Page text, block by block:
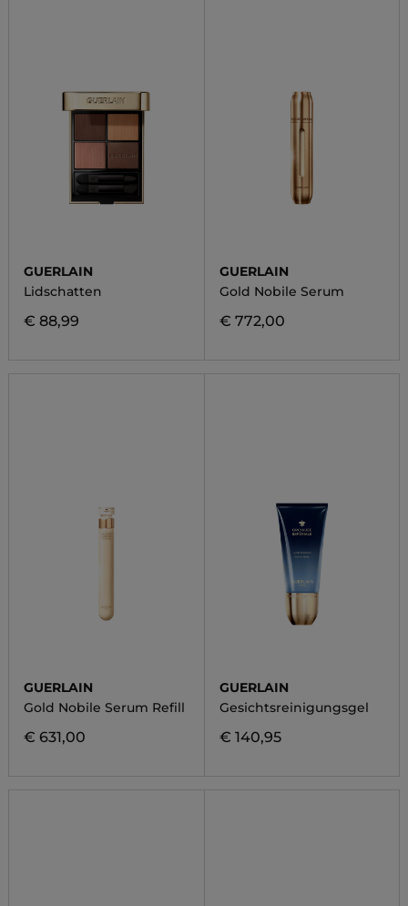
GUERLAIN
Lidschatten
€ 88,99
GUERLAIN
Gold Nobile Serum
€ 772,00
GUERLAIN
Gold Nobile Serum Refill
€ 631,00
GUERLAIN
Gesichtsreinigungsgel
€ 140,95